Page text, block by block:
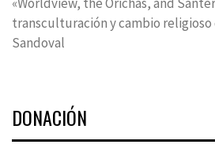
transculturación y cambio religioso
Sandoval
DONACIÓN